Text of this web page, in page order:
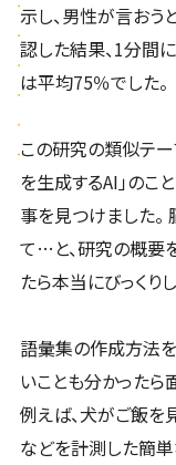
示し、男性が言お
認した結果、1分間
は平均75％でした。
この研究の類似テー
を生成するAI」のこ
事を見つけました。
て…と、研究の概要
たら本当にびっくり
語彙集の作成方法
いことも分かったら
例えば、犬がご飯を
などを計測した簡